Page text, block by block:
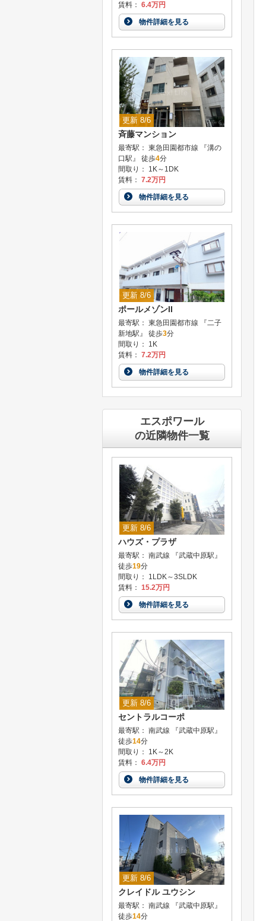
賃料： 6.4万円
物件詳細を見る
更新 8/6
斉藤マンション
最寄駅： 東急田園都市線 『溝の
口駅』 徒歩4分
間取り： 1K～1DK
賃料： 7.2万円
物件詳細を見る
更新 8/6
ポールメゾンII
最寄駅： 東急田園都市線 『二子
新地駅』 徒歩3分
間取り： 1K
賃料： 7.2万円
物件詳細を見る
エスポワール
の近隣物件一覧
更新 8/6
ハウズ・プラザ
最寄駅： 南武線 『武蔵中原駅』
徒歩19分
間取り： 1LDK～3SLDK
賃料： 15.2万円
物件詳細を見る
更新 8/6
セントラルコーポ
最寄駅： 南武線 『武蔵中原駅』
徒歩14分
間取り： 1K～2K
賃料： 6.4万円
物件詳細を見る
更新 8/6
クレイドル ユウシン
最寄駅： 南武線 『武蔵中原駅』
徒歩14分